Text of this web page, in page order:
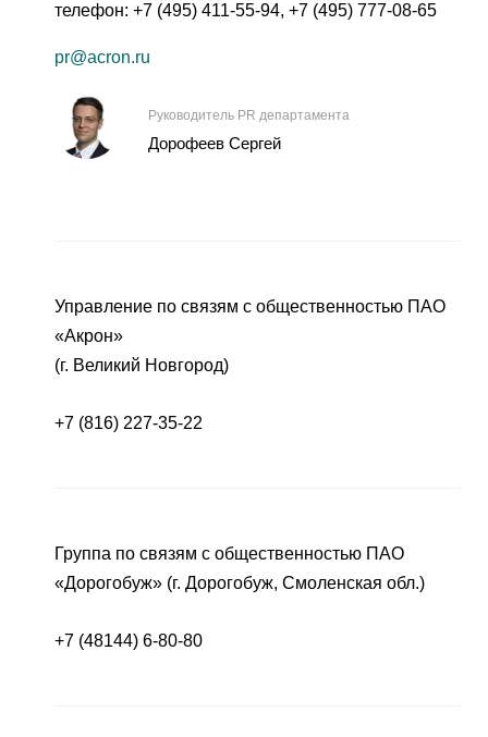
телефон: +7 (495) 411-55-94, +7 (495) 777-08-65
pr@acron.ru
Руководитель PR департамента
Дорофеев Сергей
Управление по связям с общественностью ПАО
«Акрон»
(г. Великий Новгород)
+7 (816) 227-35-22
Группа по связям с общественностью ПАО
«Дорогобуж» (г. Дорогобуж, Смоленская обл.)
+7 (48144) 6-80-80